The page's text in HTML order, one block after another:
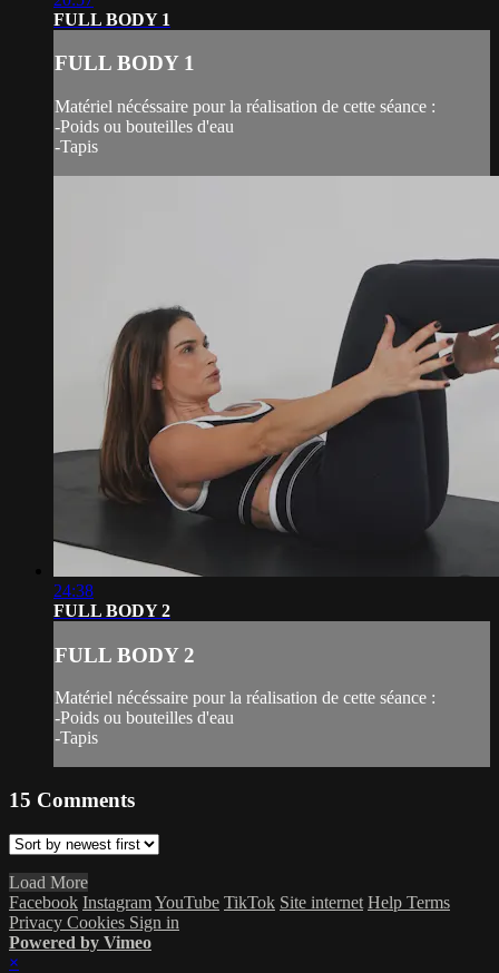
FULL BODY 1
FULL BODY 1
Matériel nécéssaire pour la réalisation de cette séance :
-Poids ou bouteilles d'eau
-Tapis
24:38
FULL BODY 2
FULL BODY 2
Matériel nécéssaire pour la réalisation de cette séance :
-Poids ou bouteilles d'eau
-Tapis
15 Comments
Load More
Facebook InstagramYouTube TikTok Site internet Help Terms
Privacy Cookies Sign in
Powered by Vimeo
×